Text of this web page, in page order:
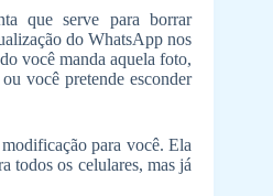
que serve para borrar
do WhatsApp nos
você manda aquela foto,
você pretende esconder
para você. Ela
todos os celulares, mas já